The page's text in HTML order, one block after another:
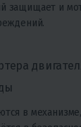
защищает и
в